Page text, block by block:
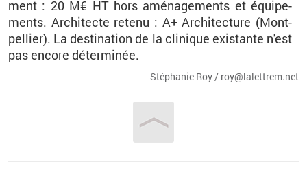
ment : 20 M€ HT hors amé­na­ge­ments et équi­pe­
ments. Ar­chi­tecte re­tenu : A+ Ar­chi­tec­ture (Mont­
pel­lier). La des­ti­na­tion de la cli­nique exis­tante n'est
pas en­core dé­ter­mi­née.
Sté­pha­nie Roy / roy@​la­let­trem.​net